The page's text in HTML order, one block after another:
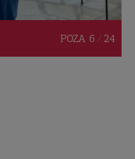
POZA 6 / 24